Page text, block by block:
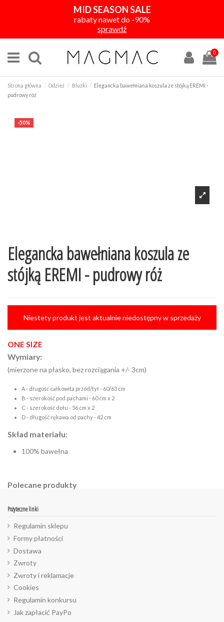
MID SEASON SALE
rabaty nawet do -90%
sprawdź
0
Strona główna Odzież Bluzki
Elegancka bawełniana koszula ze stójką EREMI -
pudrowy róż
-50%
Elegancka bawełniana koszula ze
stójką EREMI - pudrowy róż
Niestety produkt jest aktualnie niedostępny w sprzedaży
ONE SIZE
Wymiary:
(mierzone na płasko, bez rozciągania +/- 3cm)
A - długość całkowita przód/tył - 60/63 cm
B - szerokość pod pachami - 60 cm x 2
C - szerokość dołu - 56 cm x 2
D - długość rękawa od pachy - 42 cm
Skład materiału:
100% bawełna
Polecane produkty
Pożyteczne linki
Regulamin sklepu
Formy płatności
Dostawa
Zwroty
Zwroty i reklamacje
Cookies
Regulamin konkursu
Jak zapłacić PayPo